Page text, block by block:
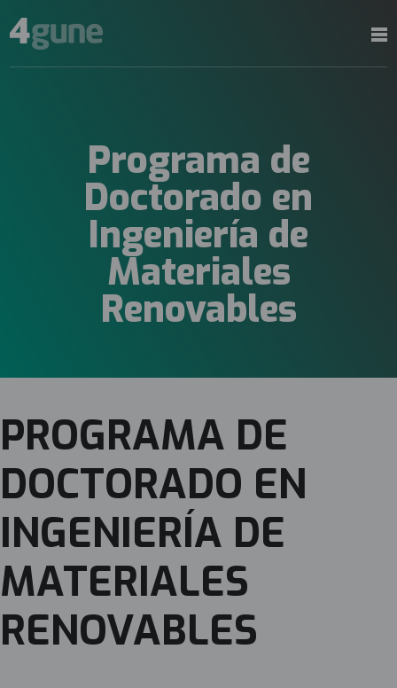
Programa de
Doctorado en
Ingeniería de
Materiales
Renovables
PROGRAMA DE
DOCTORADO EN
INGENIERÍA DE
MATERIALES
RENOVABLES